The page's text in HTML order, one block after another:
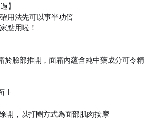
】
用法先可以事半功倍
點用啦！
於臉部推開，面霜內蘊含純中藥成分可令精
上
開，以打圈方式為面部肌肉按摩